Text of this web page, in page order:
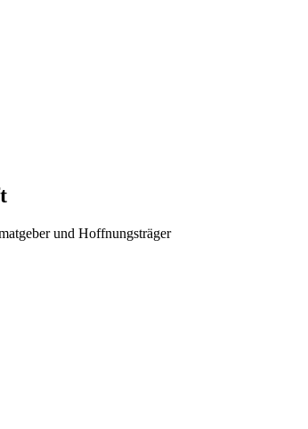
und Hoffnungsträger